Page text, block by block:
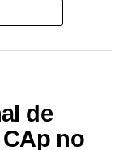
de
no